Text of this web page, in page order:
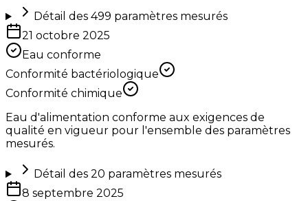
Détail des 499 paramètres mesurés
21 octobre 2025
Eau conforme
Conformité bactériologique
Conformité chimique
Eau d'alimentation conforme aux exigences de
qualité en vigueur pour l'ensemble des paramètres
mesurés.
Détail des 20 paramètres mesurés
8 septembre 2025